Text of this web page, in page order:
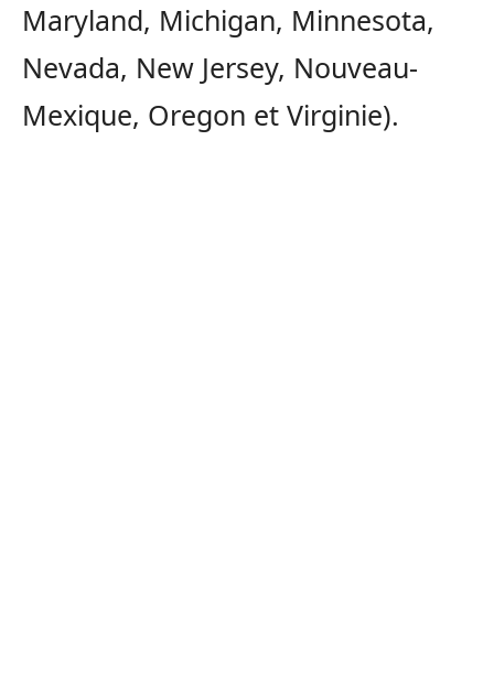
Maryland, Michigan, Minnesota,
Nevada, New Jersey, Nouveau-
Mexique, Oregon et Virginie).